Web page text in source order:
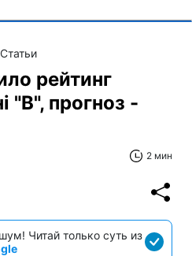
Статьи
рейтинг
"В", прогноз -
2 мин
Читай только суть из